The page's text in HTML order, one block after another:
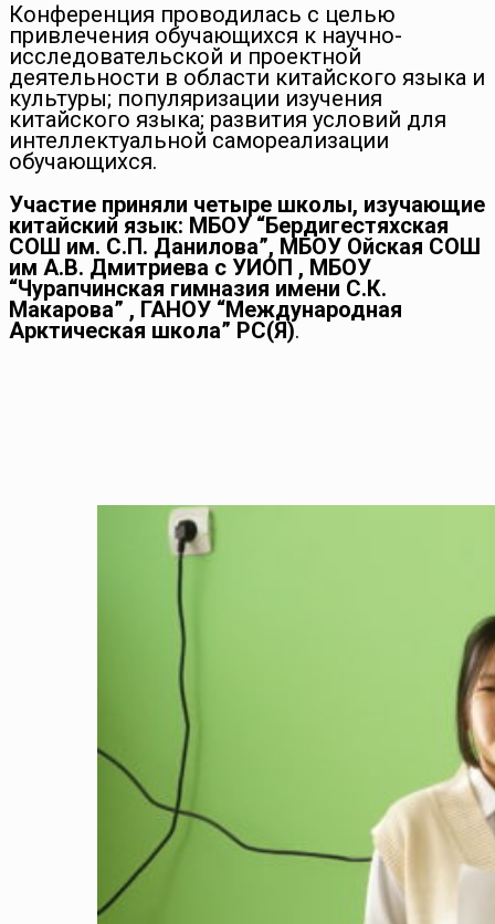
Конференция проводилась с целью
привлечения обучающихся к научно-
исследовательской и проектной
деятельности в области китайского языка и
культуры; популяризации изучения
китайского языка; развития условий для
интеллектуальной самореализации
обучающихся.
Участие приняли четыре школы, изучающие
китайский язык: МБОУ “Бердигестяхская
СОШ им. С.П. Данилова”, МБОУ Ойская СОШ
им А.В. Дмитриева с УИОП , МБОУ
“Чурапчинская гимназия имени С.К.
Макарова” , ГАНОУ “Международная
Арктическая школа” РС(Я).